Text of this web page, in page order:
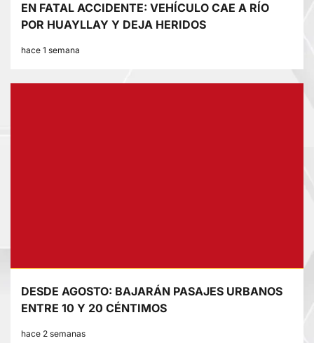
EN FATAL ACCIDENTE: VEHÍCULO CAE A RÍO
POR HUAYLLAY Y DEJA HERIDOS
hace 1 semana
DESDE AGOSTO: BAJARÁN PASAJES URBANOS
ENTRE 10 Y 20 CÉNTIMOS
hace 2 semanas